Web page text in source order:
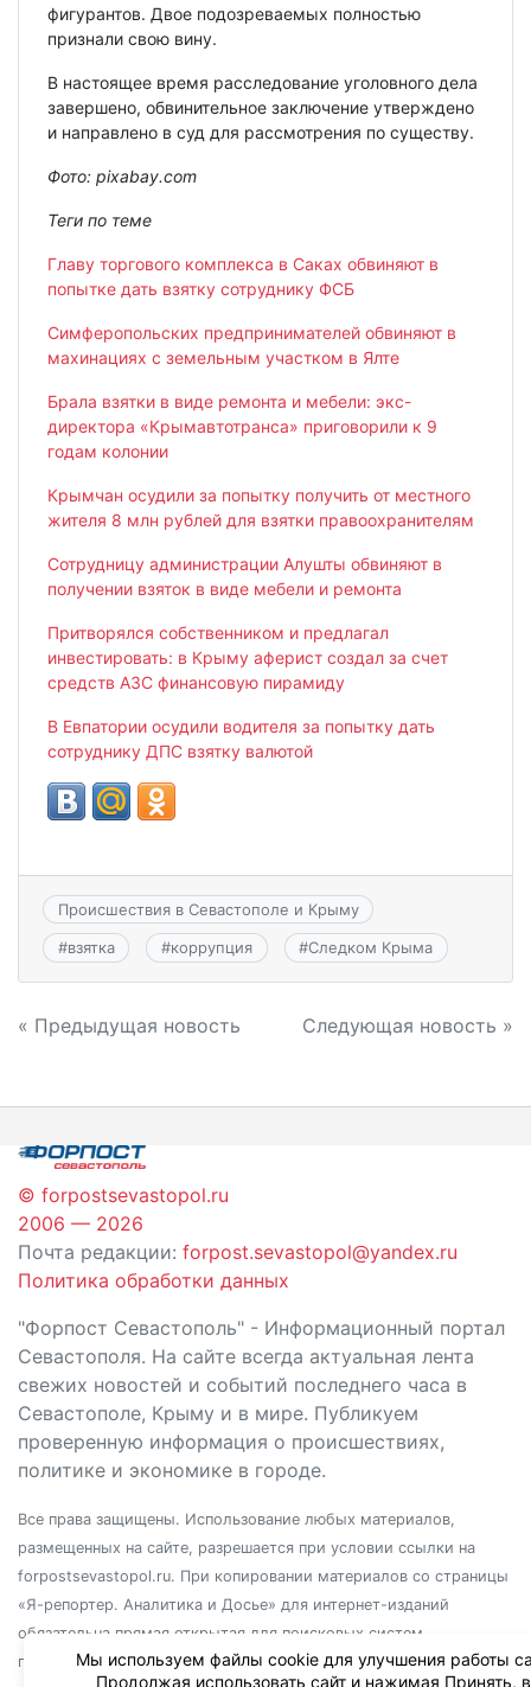
фигурантов. Двое подозреваемых полностью
признали свою вину.
В настоящее время расследование уголовного дела
завершено, обвинительное заключение утверждено
и направлено в суд для рассмотрения по существу.
Фото: pixabay.com
Теги по теме
Главу торгового комплекса в Саках обвиняют в
попытке дать взятку сотруднику ФСБ
Симферопольских предпринимателей обвиняют в
махинациях с земельным участком в Ялте
Брала взятки в виде ремонта и мебели: экс-
директора «Крымавтотранса» приговорили к 9
годам колонии
Крымчан осудили за попытку получить от местного
жителя 8 млн рублей для взятки правоохранителям
Сотрудницу администрации Алушты обвиняют в
получении взяток в виде мебели и ремонта
Притворялся собственником и предлагал
инвестировать: в Крыму аферист создал за счет
средств АЗС финансовую пирамиду
В Евпатории осудили водителя за попытку дать
сотруднику ДПС взятку валютой
Происшествия в Севастополе и Крыму
#взятка #коррупция #Следком Крыма
Навигация
записям
« Предыдущая новость Следующая новость »
© forpostsevastopol.ru
2006 — 2026
Почта редакции: forpost.sevastopol@yandex.ru
Политика обработки данных
"Форпост Севастополь" - Информационный портал
Севастополя. На сайте всегда актуальная лента
свежих новостей и событий последнего часа в
Севастополе, Крыму и в мире. Публикуем
проверенную информация о происшествиях,
политике и экономике в городе.
Все права защищены. Использование любых материалов,
размещенных на сайте, разрешается при условии ссылки на
forpostsevastopol.ru. При копировании материалов со страницы
«Я-репортер. Аналитика и Досье» для интернет-изданий
обязательна прямая открытая для поисковых систем
гиперссылка. Независимо от полного или частичного
Мы используем файлы cookie для улучшения работы
Продолжая использовать сайт и нажимая Принять,